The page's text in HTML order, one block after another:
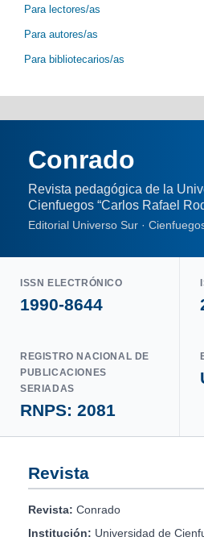
Para lectores/as
Para autores/as
Para bibliotecarios/as
Conrado
Revista pedagógica de la
Cienfuegos “Carlos Rafael
Editorial Universo Sur ·
ISSN ELECTRÓNICO
1990-8644
REGISTRO NACIONAL DE
PUBLICACIONES
SERIADAS
RNPS: 2081
Revista
Revista: Conrado
Institución: Universidad de